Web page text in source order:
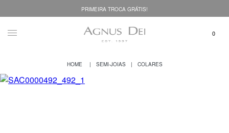
PRIMEIRA TROCA GRÁTIS!
SEMI-JOIAS COLARES